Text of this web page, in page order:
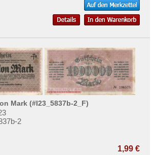
Mark (#I23_5837b-2_F)
2
1,99 €